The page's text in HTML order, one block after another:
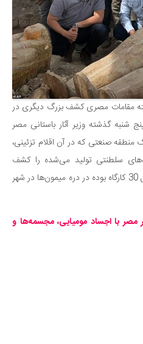
مقامات مصری کشف بزرگ دیگری در
شنبه گذشته وزیر آثار باستانی مصر
منطقه صنعتی که در آن اقلام تزئینی،
سلطنتی تولید می‌شده را کشف
کرده‌اند. این منطقه صنعتی که شامل 30 کارگاه بوده در دره میمون‌ها در شهر
با اجساد مومیایی، مجسمه‌ها و